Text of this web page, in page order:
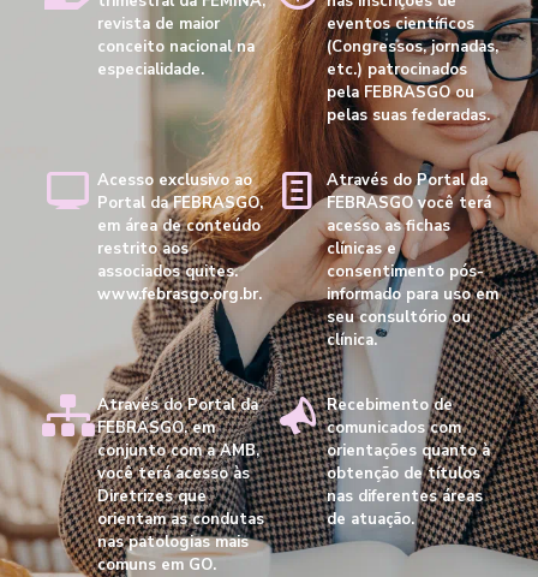
revista de maior
conceito nacional na
especialidade.
eventos científicos
(Congressos, jornadas,
etc.) patrocinados
pela FEBRASGO ou
pelas suas federadas.
Acesso exclusivo ao
Portal da FEBRASGO,
em área de conteúdo
restrito aos
associados quites.
www.febrasgo.org.br.
Através do Portal da
FEBRASGO você terá
acesso as fichas
clínicas e
consentimento pós-
informado para uso em
seu consultório ou
clínica.
Através do Portal da
FEBRASGO, em
conjunto com a AMB,
você terá acesso às
Diretrizes que
orientam as condutas
nas patologias mais
comuns em GO.
Recebimento de
comunicados com
orientações quanto à
obtenção de títulos
nas diferentes áreas
de atuação.